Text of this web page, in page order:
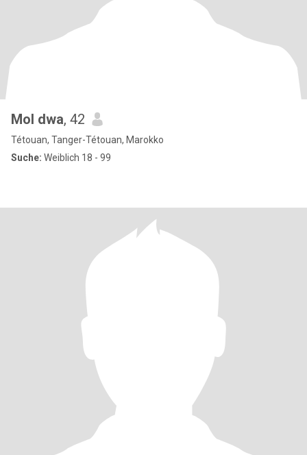
Mol dwa, 42
Tétouan, Tanger-Tétouan, Marokko
Suche: Weiblich 18 - 99